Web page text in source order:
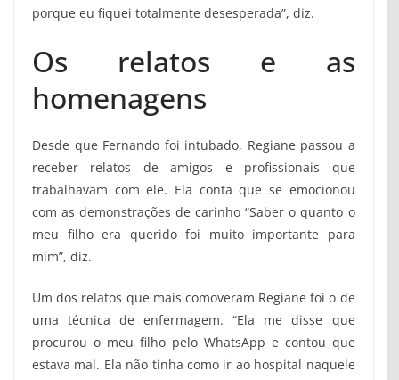
porque eu fiquei totalmente desesperada”, diz.
Os relatos e as
homenagens
Desde que Fernando foi intubado, Regiane passou a
receber relatos de amigos e profissionais que
trabalhavam com ele. Ela conta que se emocionou
com as demonstrações de carinho “Saber o quanto o
meu filho era querido foi muito importante para
mim”, diz.
Um dos relatos que mais comoveram Regiane foi o de
uma técnica de enfermagem. “Ela me disse que
procurou o meu filho pelo WhatsApp e contou que
estava mal. Ela não tinha como ir ao hospital naquele